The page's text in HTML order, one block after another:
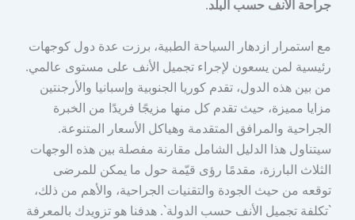
جراحة الأنف حسب البلد.
مع استمرار ازدهار السياحة الطبية، برزت عدة دول كوجهات
رئيسية لمن يسعون لإجراء تجميل الأنف على مستوى عالمي.
من بين هذه الدول، تقدم كوريا الجنوبية وإسبانيا والأرجنتين
مزايا مميزة، حيث تقدم كل منها مزيجًا فريدًا من الخبرة
الجراحية والمرافق المتقدمة وهياكل الأسعار المتنوعة.
سيتناول هذا الدليل الشامل مقارنة مفصلة بين هذه الوجهات
الثلاث البارزة، مقدمًا رؤى قيّمة حول ما يمكن للمرضى
توقعه من حيث الجودة والتقنيات الجراحية، والأهم من ذلك،
`تكلفة تجميل الأنف حسب الدولة`. هدفنا هو تزويدك بالمعرفة